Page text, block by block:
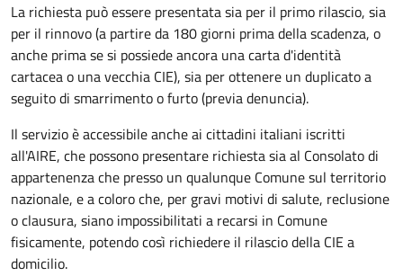
La richiesta può essere presentata sia per il primo rilascio, sia
per il rinnovo (a partire da 180 giorni prima della scadenza, o
anche prima se si possiede ancora una carta d'identità
cartacea o una vecchia CIE), sia per ottenere un duplicato a
seguito di smarrimento o furto (previa denuncia).
Il servizio è accessibile anche ai cittadini italiani iscritti
all'AIRE, che possono presentare richiesta sia al Consolato di
appartenenza che presso un qualunque Comune sul territorio
nazionale, e a coloro che, per gravi motivi di salute, reclusione
o clausura, siano impossibilitati a recarsi in Comune
fisicamente, potendo così richiedere il rilascio della CIE a
domicilio.